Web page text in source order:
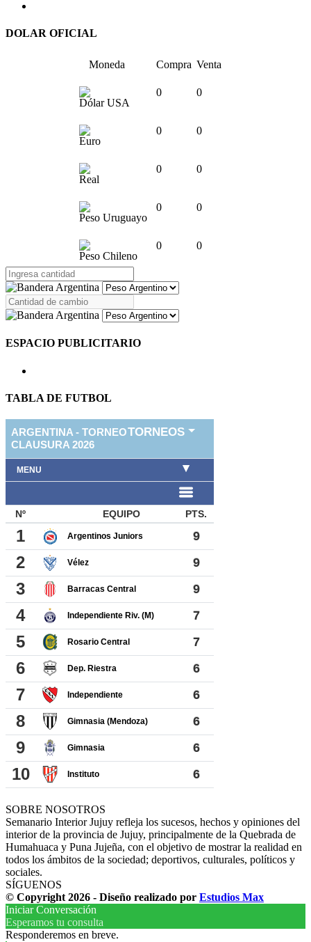
DOLAR OFICIAL
Moneda Compra Venta
Dólar USA
0 0
Euro
0 0
Real
0 0
Peso Uruguayo
0 0
Peso Chileno
0 0
ESPACIO PUBLICITARIO
TABLA DE FUTBOL
SOBRE NOSOTROS
Semanario Interior Jujuy refleja los sucesos, hechos y opiniones del
interior de la provincia de Jujuy, principalmente de la Quebrada de
Humahuaca y Puna Jujeña, con el objetivo de mostrar la realidad en
todos los ámbitos de la sociedad; deportivos, culturales, políticos y
sociales.
SÍGUENOS
© Copyright 2026 - Diseño realizado por Estudios Max
Iniciar Conversación
Esperamos tu consulta
Responderemos en breve.